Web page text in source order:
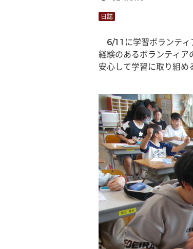
日誌
6/11に学習ボランティ
経験のあるボランティア
安心して学習に取り組め